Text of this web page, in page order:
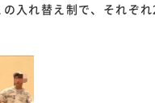
入れ替え制で、それ